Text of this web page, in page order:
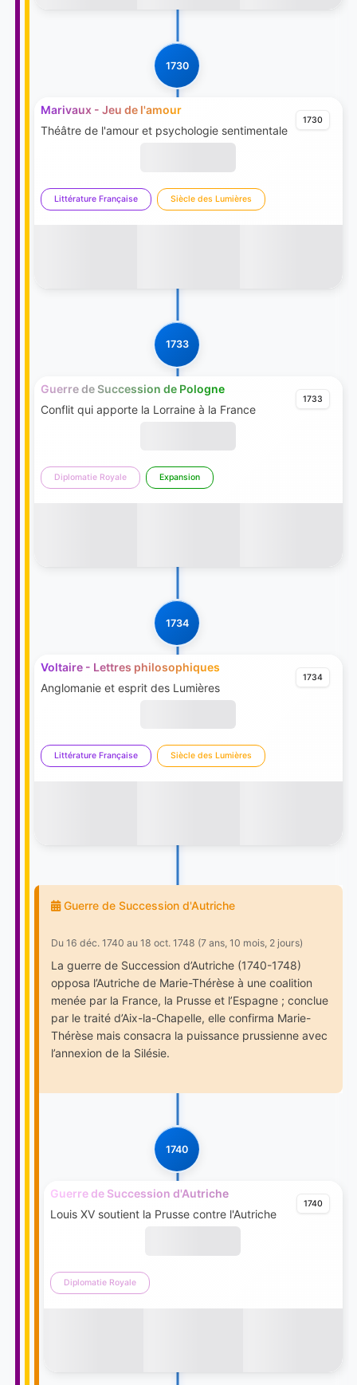
1730
1730
Marivaux - Jeu de l'amour
Théâtre de l'amour et psychologie sentimentale
Littérature Française Siècle des Lumières
1733
1733
Guerre de Succession de Pologne
Conflit qui apporte la Lorraine à la France
Diplomatie Royale Expansion
1734
1734
Voltaire - Lettres philosophiques
Anglomanie et esprit des Lumières
Littérature Française Siècle des Lumières
Guerre de Succession d'Autriche
Du 16 déc. 1740 au 18 oct. 1748 (7 ans, 10 mois, 2 jours)
La guerre de Succession d’Autriche (1740-1748)
opposa l’Autriche de Marie-Thérèse à une coalition
menée par la France, la Prusse et l’Espagne ; conclue
par le traité d’Aix-la-Chapelle, elle confirma Marie-
Thérèse mais consacra la puissance prussienne avec
l’annexion de la Silésie.
1740
1740
Guerre de Succession d'Autriche
Louis XV soutient la Prusse contre l'Autriche
Diplomatie Royale